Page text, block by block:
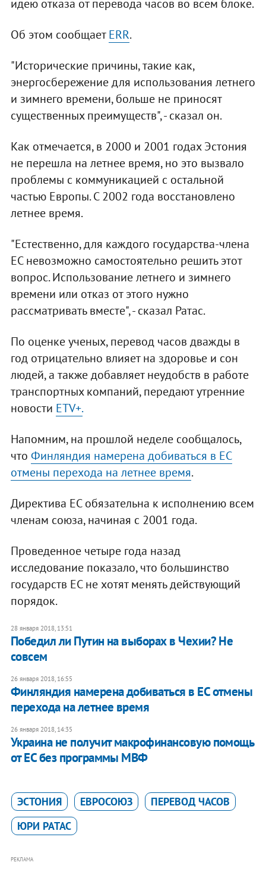
идею отказа от перевода часов во всем блоке.
Об этом сообщаетERR.
"Исторические причины, такие как,
энергосбережение для использования летнего
и зимнего времени, больше не приносят
существенных преимуществ", - сказал он.
Как отмечается, в 2000 и 2001 годах Эстония
не перешла на летнее время, но это вызвало
проблемы с коммуникацией с остальной
частью Европы. С 2002 года восстановлено
летнее время.
"Естественно, для каждого государства-члена
ЕС невозможно самостоятельно решить этот
вопрос. Использование летнего и зимнего
времени или отказ от этого нужно
рассматривать вместе", - сказал Ратас.
По оценке ученых, перевод часов дважды в
год отрицательно влияет на здоровье и сон
людей, а также добавляет неудобств в работе
транспортных компаний, передают утренние
новости ETV+.
Напомним, на прошлой неделе сообщалось,
что Финляндия намерена добиваться в ЕС
отмены перехода на летнее время.
Директива ЕС обязательна к исполнению всем
членам союза, начиная с 2001 года.
Проведенное четыре года назад
исследование показало, что большинство
государств ЕС не хотят менять действующий
порядок.
28 января 2018, 13:51
​Победил ли Путин на выборах в Чехии? Не
совсем
26 января 2018, 16:55
Финляндия намерена добиваться в ЕС отмены
перехода на летнее время
26 января 2018, 14:35
Украина не получит макрофинансовую помощь
от ЕС без программы МВФ
ЭСТОНИЯ ЕВРОСОЮЗ
ПЕРЕВОД ЧАСОВ
ЮРИ РАТАС
РЕКЛАМА